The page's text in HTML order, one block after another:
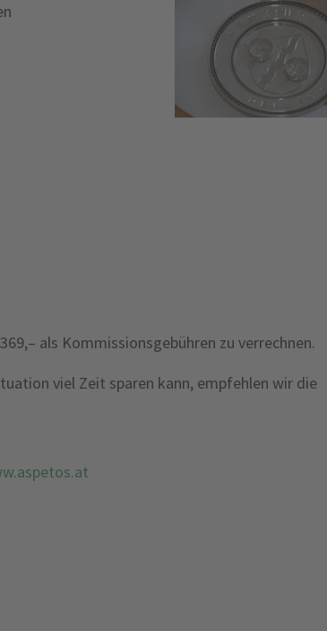
als Kommissionsgebühren zu verrechnen.
viel Zeit sparen kann, empfehlen wir die